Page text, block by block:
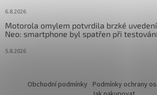
6.8.2026
Motorola omylem potvrdila brzké
Neo: smartphone byl spatřen při
5.8.2026
Obchodní podmínky Podmínky ochrany